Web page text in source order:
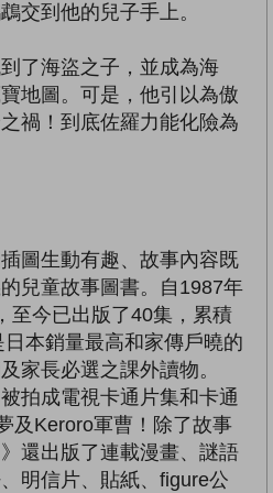
交到他的兒子手上。
海盜之子，並成為海
地圖。可是，他引以為傲
禍！到底佐羅力能化險為
圖生動有趣、故事內容既
兒童故事圖書。自1987年
至今已出版了40集，累積
本銷量最高和家傳戶曉的
家長必選之課外讀物。
拍成電視卡通片集和卡通
及Keroro軍曹！除了故事
還出版了連載漫畫、謎語
明信片、貼紙、figure公